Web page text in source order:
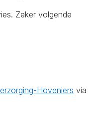
Zeker volgende
Hoveniers via